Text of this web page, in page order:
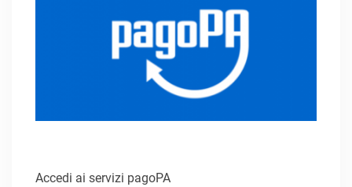
Accedi ai servizi pagoPA